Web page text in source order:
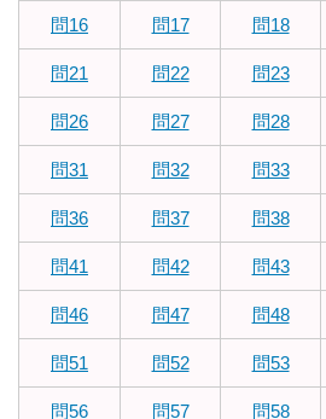
問16 問17 問18
問21 問22 問23
問26 問27 問28
問31 問32 問33
問36 問37 問38
問41 問42 問43
問46 問47 問48
問51 問52 問53
問56 問57 問58